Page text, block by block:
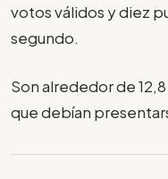
votos válidos y diez
segundo.
Son alrededor de
que debían